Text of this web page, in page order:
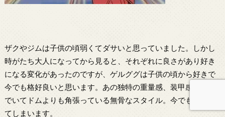
ザクやジムは子供の頃弱くてダサいと思っていました。しかし
時がたち大人になってから見ると、それぞれに良さがあり好き
になる変化があったのですが、ゲルググは子供の頃から好きで
今でも格好良いと思います。あの独特の重量感、装甲感、それ
でいてドムよりも角張っている無骨なスタイル。今でも興奮し
てしまいます。